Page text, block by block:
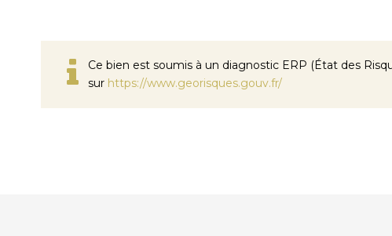
Ce bien est soumis à un diagnostic ERP (État des
sur https://www.georisques.gouv.fr/